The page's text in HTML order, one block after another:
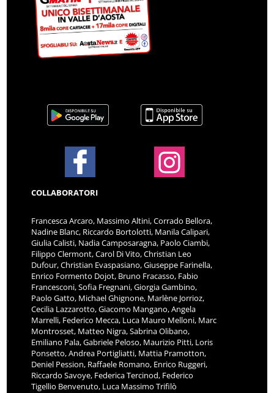
COLLABORATORI
Francesca Arcaro, Massimo Altini, Corrado Bellora,
Nadine Blanc, Riccardo Bortolotti, Manila Calipari,
Giulia Calisti, Nadia Camposaragna, Paolo Ciambi,
Filippo Clermont, Carol Di Vito, Christian Leo
Dufour, Christian Evaspasiano, Giuseppe Farinella,
Enrico Formento Dojot, Bruno Fracasso, Fabio
Francesconi, Sofia Fregnani, Giorgia Gambino,
Paolo Gatto, Michael Ghignone, Marlène Jorrioz,
Cecilia Lazzarotto, Giacomo Mangano, Angela
Marrelli, Federico Mecca, Luca Mauro Melloni, Marc
Montrosset, Matteo Nigra, Sabrina Olibano,
Emiliano Pala, Gabriele Peloso, Maurizio Pitti, Loris
Ponsetto, Andrea Portigliatti, Mattia Pramotton,
Deniel Pession, Raffaele Romano, Enrico Ruggeri,
Riccardo Savoye, Federica Tercinod, Federico
Tigellio Benvenuto, Luca Massimo Trifilò